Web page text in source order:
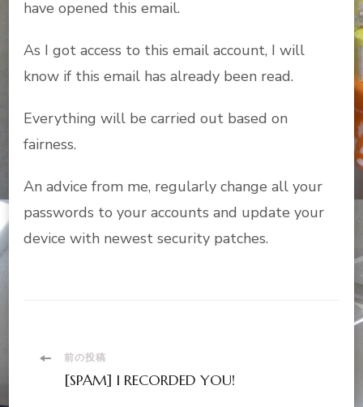
have opened this email.
As I got access to this email account, I will
know if this email has already been read.
Everything will be carried out based on
fairness.
An advice from me, regularly change all your
passwords to your accounts and update your
device with newest security patches.
投
前の投稿
[SPAM] I RECORDED YOU!